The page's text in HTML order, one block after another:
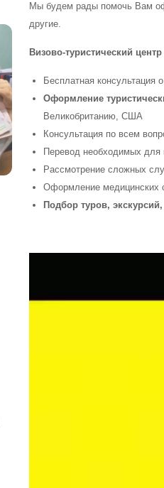
Мы будем рады помочь Вам
другие.
Визово-туристический
Бесплатная консультация
Оформление
Великобританию, США
Консультация по всем
Перевод необходимых для
Рассмотрение сложных
Оформление медицинских
Подбор туров,